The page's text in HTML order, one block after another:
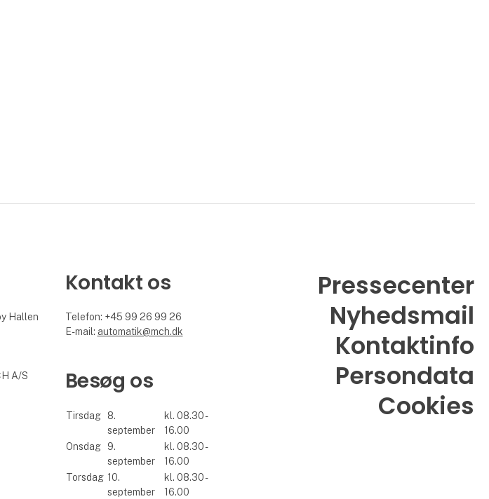
PROFIBUS Danmarks stand.
Hallen
A/S
Kontakt os
Telefon: +45 99 26 99 26
E-mail: automatik@mch.dk
Besøg os
Tirsdag
8.
september
kl. 08.30 -
16.00
Onsdag
9.
september
kl. 08.30 -
16.00
Torsdag 10.
september
kl. 08.30 -
16.00
Pressecenter
Nyhedsmail
Kontaktinfo
Persondata
Cookies